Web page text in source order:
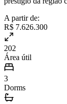
A partir de:
R$ 7.626.300
202
Área útil
3
Dorms